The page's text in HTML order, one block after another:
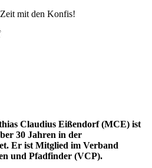
mit den Konfis!
Claudius Eißendorf (MCE) ist
30 Jahren in der
Er ist Mitglied im Verband
und Pfadfinder (VCP).